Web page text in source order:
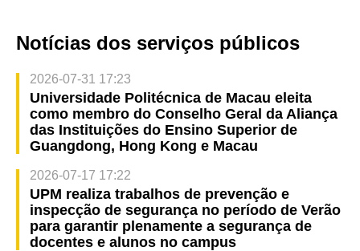
Notícias dos serviços públicos
2026-07-31 17:23
Universidade Politécnica de Macau eleita
como membro do Conselho Geral da Aliança
das Instituições do Ensino Superior de
Guangdong, Hong Kong e Macau
2026-07-17 17:22
UPM realiza trabalhos de prevenção e
inspecção de segurança no período de Verão
para garantir plenamente a segurança de
docentes e alunos no campus